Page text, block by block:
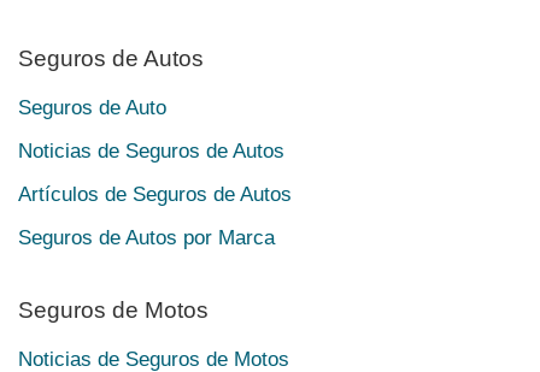
Seguros de Autos
Seguros de Auto
Noticias de Seguros de Autos
Artículos de Seguros de Autos
Seguros de Autos por Marca
Seguros de Motos
Noticias de Seguros de Motos